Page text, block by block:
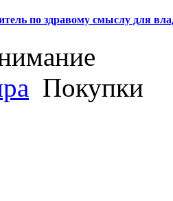
по здравому смыслу для
Покупки